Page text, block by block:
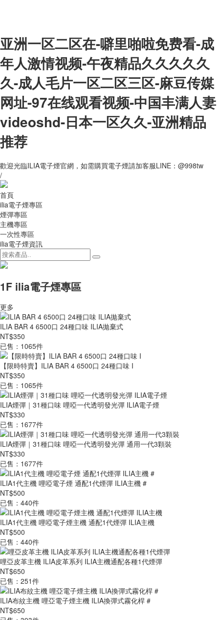
亚洲一区二区在-噼里啪啦免费看-成
年人激情视频-午夜精品久久久久久
久-成人毛片一区二区三区-麻豆传媒
网址-97在线观看视频-中国丰满人妻
videoshd-日本一区久久-亚洲精品
推荐
歡迎光臨ILIA電子煙官網，如需購買電子煙請加客服LINE：@998tw
/
首頁
ilia電子煙專區
煙彈專區
主機專區
一次性專區
ilia電子煙資訊
1F ilia電子煙專區
更多
ILIA BAR 4 6500口 24種口味 ILIA拋棄式
NT$350
已售：1065件
【限時特賣】ILIA BAR 4 6500口 24種口味 I
NT$350
已售：1065件
ILIA煙彈｜31種口味 哩啞一代透明發光彈 ILIA電子煙
NT$330
已售：1677件
ILIA煙彈｜31種口味 哩啞一代透明發光彈 通用一代3顆裝
NT$330
已售：1677件
ILIA1代主機 哩啞電子煙 通配1代煙彈 ILIA主機 #
NT$500
已售：440件
ILIA1代主機 哩啞電子煙主機 通配1代煙彈 ILIA主機
NT$500
已售：440件
哩亞皮革主機 ILIA皮革系列 ILIA主機通配各種1代煙彈
NT$650
已售：251件
ILIA布紋主機 哩亞電子煙主機 ILIA換彈式霧化桿 #
NT$650